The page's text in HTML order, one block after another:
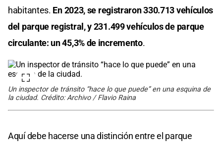
habitantes. En 2023, se registraron 330.713 vehículos
del parque registral, y 231.499 vehículos de parque
circulante: un 45,3% de incremento.
Un inspector de tránsito “hace lo que puede” en una esquina de
la ciudad. Crédito: Archivo / Flavio Raina
Aquí debe hacerse una distinción entre el parque